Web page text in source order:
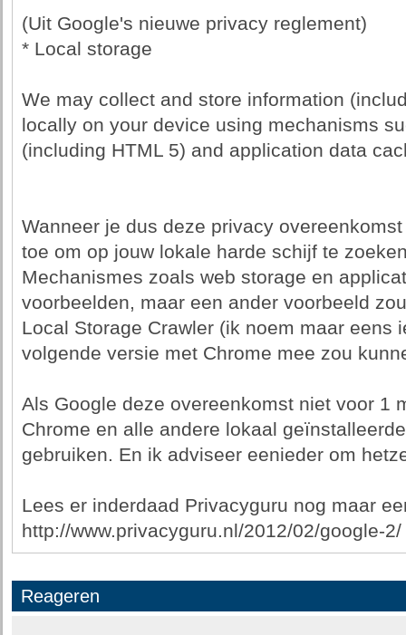
(Uit Google's nieuwe privacy reglement)
* Local storage
We may collect and store information
locally on your device using mechanisms
(including HTML 5) and application data
Wanneer je dus deze privacy
toe om op jouw lokale harde schijf te
Mechanismes zoals web storage en
voorbeelden, maar een ander voorbeeld
Local Storage Crawler (ik noem maar eens
volgende versie met Chrome mee zou
Als Google deze overeenkomst niet voor 1
Chrome en alle andere lokaal
gebruiken. En ik adviseer eenieder om
Lees er inderdaad Privacyguru nog maar
http://www.privacyguru.nl/2012/02/google-2/
Reageren